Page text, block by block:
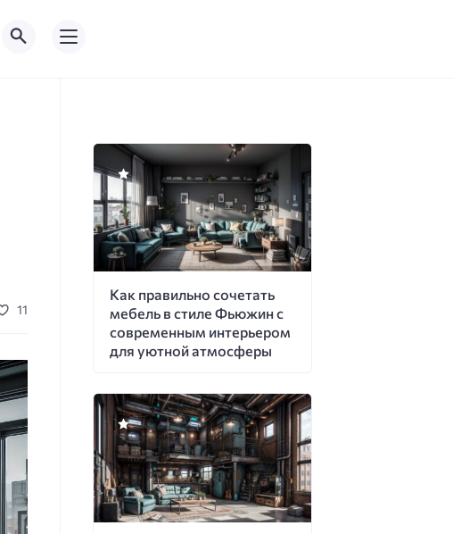
11
Как правильно сочетать
мебель в стиле Фьюжин с
современным интерьером
для уютной атмосферы